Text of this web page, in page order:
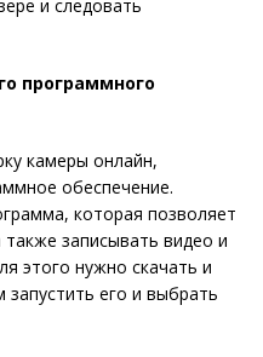
и следовать
программного
камеры онлайн,
обеспечение.
которая позволяет
записывать видео и
этого нужно скачать и
его и выбрать